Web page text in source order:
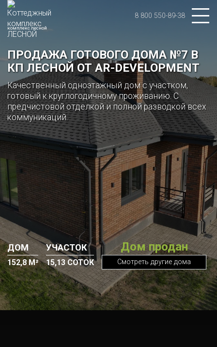
комплекс лесной
8 800 550-89-38
ПРОДАЖА ГОТОВОГО ДОМА №7 В
КП ЛЕСНОЙ ОТ AR-DEVELOPMENT
Качественный одноэтажный дом с участком,
готовый к круглогодичному проживанию.С
предчистовой отделкой и полной разводкой всех
коммуникаций.
ДОМ
152,8 М²
УЧАСТОК
15,13 СОТОК
Дом продан
Смотреть другие дома